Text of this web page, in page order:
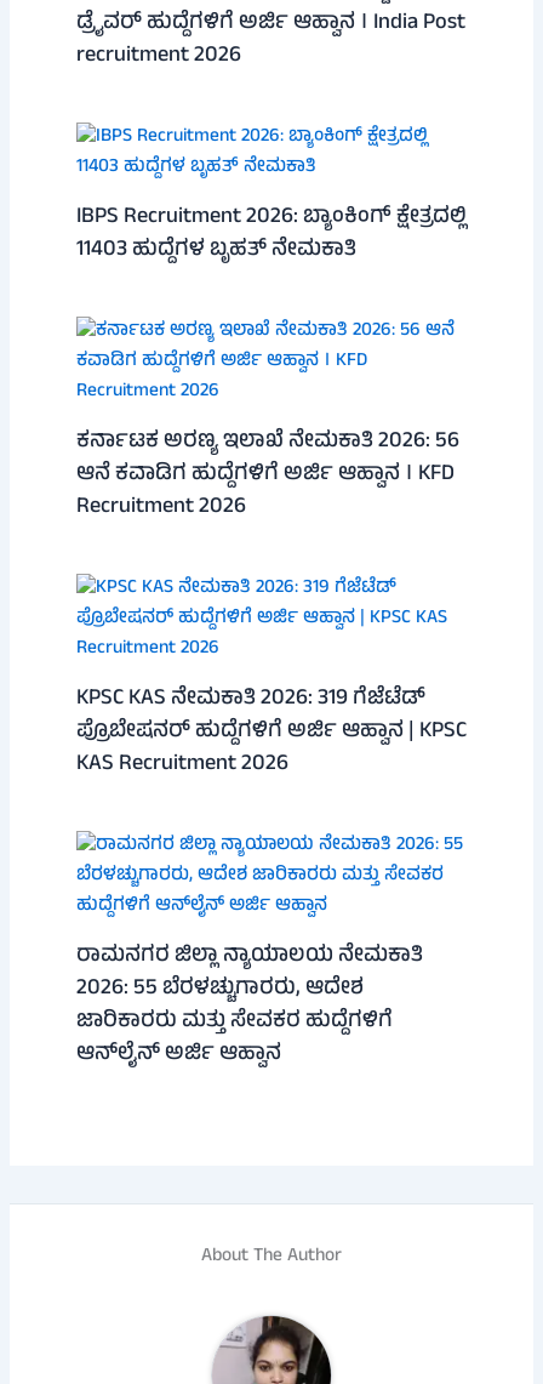
ಡ್ರೈವರ್ ಹುದ್ದೆಗಳಿಗೆ ಅರ್ಜಿ ಆಹ್ವಾನ । India Post
recruitment 2026
IBPS Recruitment 2026: ಬ್ಯಾಂಕಿಂಗ್ ಕ್ಷೇತ್ರದಲ್ಲಿ
11403 ಹುದ್ದೆಗಳ ಬೃಹತ್ ನೇಮಕಾತಿ
ಕರ್ನಾಟಕ ಅರಣ್ಯ ಇಲಾಖೆ ನೇಮಕಾತಿ 2026: 56
ಆನೆ ಕವಾಡಿಗ ಹುದ್ದೆಗಳಿಗೆ ಅರ್ಜಿ ಆಹ್ವಾನ । KFD
Recruitment 2026
KPSC KAS ನೇಮಕಾತಿ 2026: 319 ಗೆಜೆಟೆಡ್
ಪ್ರೊಬೇಷನರ್ ಹುದ್ದೆಗಳಿಗೆ ಅರ್ಜಿ ಆಹ್ವಾನ | KPSC
KAS Recruitment 2026
ರಾಮನಗರ ಜಿಲ್ಲಾ ನ್ಯಾಯಾಲಯ ನೇಮಕಾತಿ
2026: 55 ಬೆರಳಚ್ಚುಗಾರರು, ಆದೇಶ
ಜಾರಿಕಾರರು ಮತ್ತು ಸೇವಕರ ಹುದ್ದೆಗಳಿಗೆ
ಆನ್‌ಲೈನ್ ಅರ್ಜಿ ಆಹ್ವಾನ
About The Author